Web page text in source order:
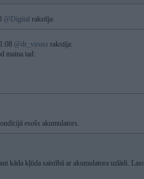
@Digital rakstīja:
@dr_viruss rakstīja:
maina tad:
esošs akumulators.
kāda kļūda saistībā ar akumulatora uzlādi.